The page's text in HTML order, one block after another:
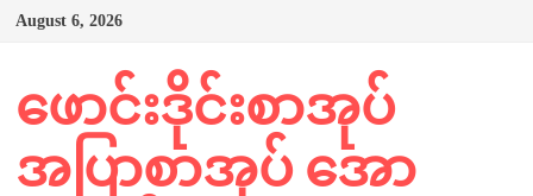
Skip
August 6, 2026
ဖောင်းဒိုင်းစာအုပ်
အပြာစာအုပ် အော